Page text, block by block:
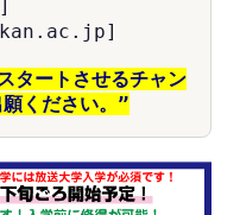
タートさせるチャン
ください。”